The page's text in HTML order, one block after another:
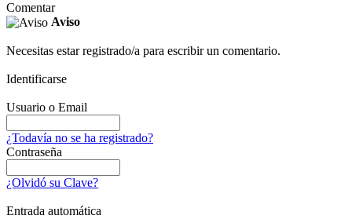
Comentar
Aviso
Necesitas estar registrado/a para escribir un comentario.
Identificarse
Usuario o Email
¿Todavía no se ha registrado?
Contraseña
¿Olvidó su Clave?
Entrada automática